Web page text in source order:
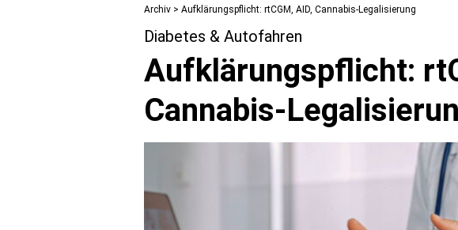
Archiv > Aufklärungspflicht: rtCGM, AID, Cannabis-Legalisierung
Diabetes & Autofahren
Aufklärungspflicht:
Cannabis-